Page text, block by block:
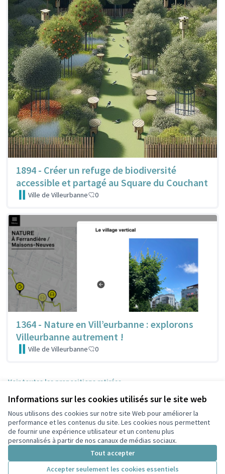
Informations sur les cookies utilisés sur le site web
Nous utilisons des cookies sur notre site Web pour améliorer la
performance et les contenus du site. Les cookies nous permettent
de fournir une expérience utilisateur et un contenu plus
personnalisés à partir de nos canaux de médias sociaux.
Tout accepter
Accepter seulement les cookies essentiels
1894 - Créer un refuge de biodiversité
accessible et partagé au Square du Couchant
Ville de Villeurbanne 0
1364 - Nature en Vill’eurbanne : explorons
Villeurbanne autrement !
Ville de Villeurbanne 0
Voir toutes les propositions retirées
Conditions d'utilisation
Paramètres des cookies
Participez Villeurbanne sur X
(Lien externe)
Participez Villeurbanne sur Facebook
Participez Villeurbanne sur Instagram
Participez Villeurbanne sur YouTube
(Lien externe)